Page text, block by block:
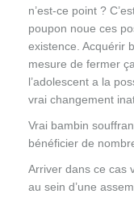
n’est-ce point ?
poupon noue ces
existence. Acquérir
mesure de fermer
l’adolescent a la
vrai changement
Vrai bambin
bénéficier de
Arriver dans ce cas
au sein d’une